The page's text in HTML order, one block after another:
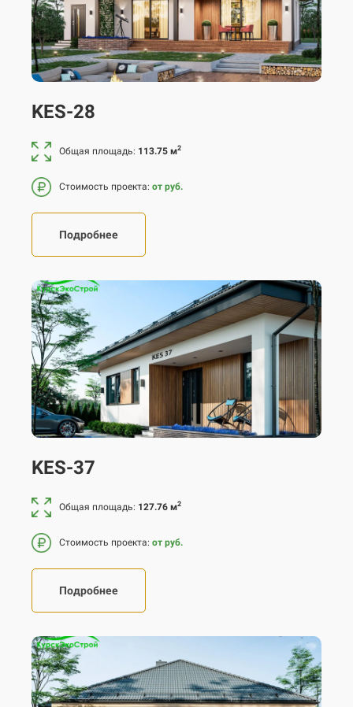
Перекрытие
монолитное
железобетонное
Кровля керамическая черепица
KES-28
Общая площадь: 113.75 м2
Стоимость проекта: от руб.
Подробнее
KES-37
Общая площадь: 127.76 м2
Стоимость проекта: от руб.
Подробнее